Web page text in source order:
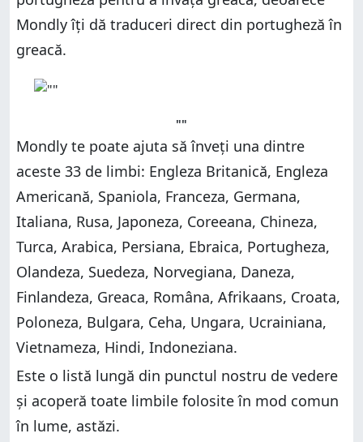
Mondly îți dă traduceri direct din portugheză în
greacă.
""
Mondly te poate ajuta să înveți una dintre
aceste 33 de limbi: Engleza Britanică, Engleza
Americană, Spaniola, Franceza, Germana,
Italiana, Rusa, Japoneza, Coreeana, Chineza,
Turca, Arabica, Persiana, Ebraica, Portugheza,
Olandeza, Suedeza, Norvegiana, Daneza,
Finlandeza, Greaca, Româna, Afrikaans, Croata,
Poloneza, Bulgara, Ceha, Ungara, Ucrainiana,
Vietnameza, Hindi, Indoneziana.
Este o listă lungă din punctul nostru de vedere
și acoperă toate limbile folosite în mod comun
în lume, astăzi.